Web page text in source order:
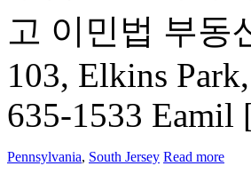
고 이민법 부동
103, Elkins
635-1533
Pennsylvania, South Jersey Read more